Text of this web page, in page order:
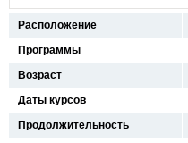
Расположение
Программы
Возраст
Даты курсов
Продолжительность